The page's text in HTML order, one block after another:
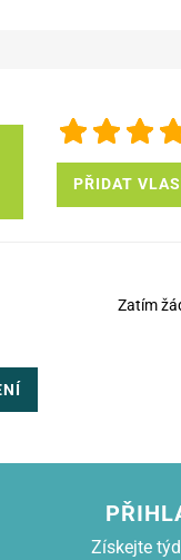
PŘIDAT
Zatím
Získejte